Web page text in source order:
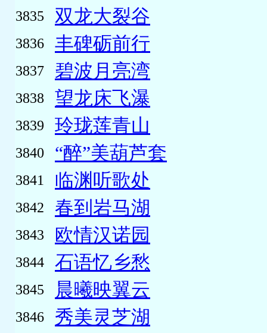
3835 双龙大裂谷
3836 丰碑砺前行
3837 碧波月亮湾
3838 望龙床飞瀑
3839 玲珑莲青山
3840 “醉”美葫芦套
3841 临渊听歌处
3842 春到岩马湖
3843 欧情汉诺园
3844 石语忆乡愁
3845 晨曦映翼云
3846 秀美灵芝湖